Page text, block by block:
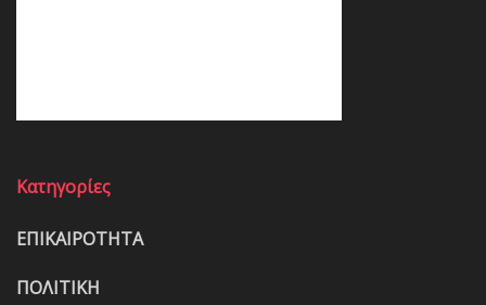
Κατηγορίες
ΕΠΙΚΑΙΡΟΤΗΤΑ
ΠΟΛΙΤΙΚΗ